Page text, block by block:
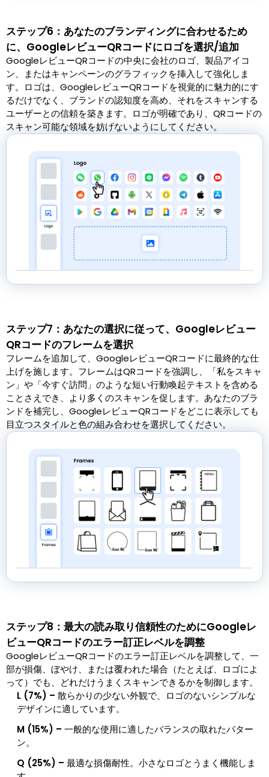
ステップ6：あなたのブランディングに合わせるため
に、GoogleレビューQRコードにロゴを選択/追加
GoogleレビューQRコードの中央に会社のロゴ、製品アイコ
ン、またはキャンペーンのグラフィックを挿入して強化しま
す。ロゴは、GoogleレビューQRコードを視覚的に魅力的にす
るだけでなく、ブランドの認知度を高め、それをスキャンする
ユーザーとの信頼を築きます。ロゴが明確であり、QRコードの
スキャン可能な領域を妨げないようにしてください。
ステップ7：あなたの選択に従って、Googleレビュー
QRコードのフレームを選択
フレームを追加して、GoogleレビューQRコードに最終的な仕
上げを施します。フレームはQRコードを強調し、「私をスキャ
ン」や「今すぐ訪問」のような短い行動喚起テキストを含める
ことさえでき、より多くのスキャンを促します。あなたのブラ
ンドを補完し、GoogleレビューQRコードをどこに表示しても
目立つスタイルと色の組み合わせを選択してください。
ステップ8：最大の読み取り信頼性のためにGoogleレ
ビューQRコードのエラー訂正レベルを調整
GoogleレビューQRコードのエラー訂正レベルを調整して、一
部が損傷、ぼやけ、または覆われた場合（たとえば、ロゴによ
って）でも、どれだけうまくスキャンできるかを制御します。
L (7%) – 散らかりの少ない外観で、ロゴのないシンプルな
デザインに適しています。
M (15%) – 一般的な使用に適したバランスの取れたパター
ン。
Q (25%) – 最適な損傷耐性。小さなロゴとうまく機能しま